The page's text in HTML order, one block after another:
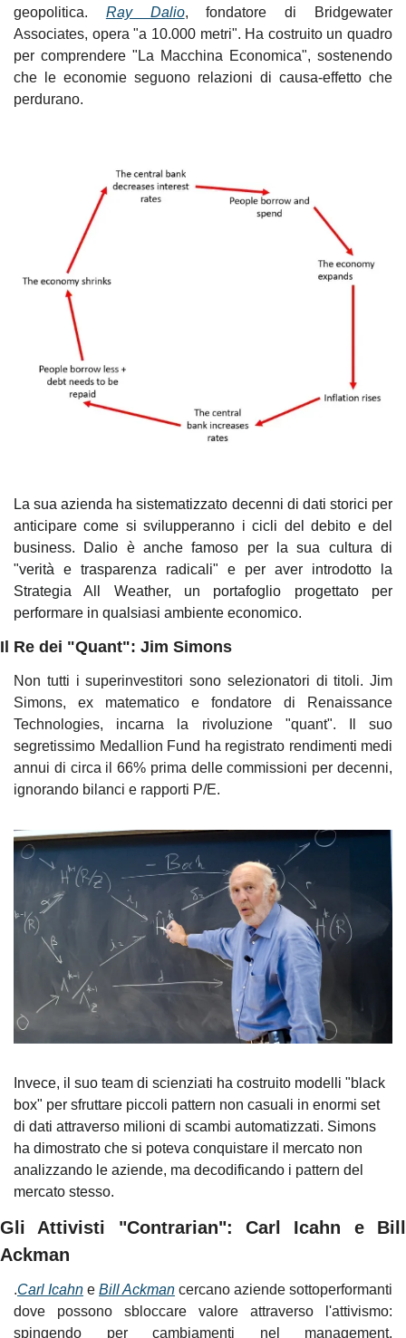
geopolitica. Ray Dalio, fondatore di Bridgewater
Associates, opera "a 10.000 metri". Ha costruito un quadro
per comprendere "La Macchina Economica", sostenendo
che le economie seguono relazioni di causa-effetto che
perdurano.
La sua azienda ha sistematizzato decenni di dati storici per
anticipare come si svilupperanno i cicli del debito e del
business. Dalio è anche famoso per la sua cultura di
"verità e trasparenza radicali" e per aver introdotto la
Strategia All Weather, un portafoglio progettato per
performare in qualsiasi ambiente economico.
Il Re dei "Quant": Jim Simons
Non tutti i superinvestitori sono selezionatori di titoli. Jim
Simons, ex matematico e fondatore di Renaissance
Technologies, incarna la rivoluzione "quant". Il suo
segretissimo Medallion Fund ha registrato rendimenti medi
annui di circa il 66% prima delle commissioni per decenni,
ignorando bilanci e rapporti P/E.
Invece, il suo team di scienziati ha costruito modelli "black
box" per sfruttare piccoli pattern non casuali in enormi set
di dati attraverso milioni di scambi automatizzati. Simons
ha dimostrato che si poteva conquistare il mercato non
analizzando le aziende, ma decodificando i pattern del
mercato stesso.
Gli Attivisti "Contrarian": Carl Icahn e Bill
Ackman
.Carl Icahn e Bill Ackman cercano aziende sottoperformanti
dove possono sbloccare valore attraverso l'attivismo:
spingendo per cambiamenti nel management,